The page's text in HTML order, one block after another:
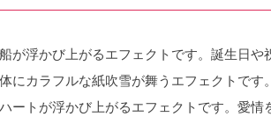
が浮かび上がるエフェクトです。誕生日や
にカラフルな紙吹雪が舞うエフェクトです
ートが浮かび上がるエフェクトです。愛情